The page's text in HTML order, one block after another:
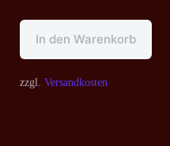
In den Warenkorb
zzgl. Versandkosten